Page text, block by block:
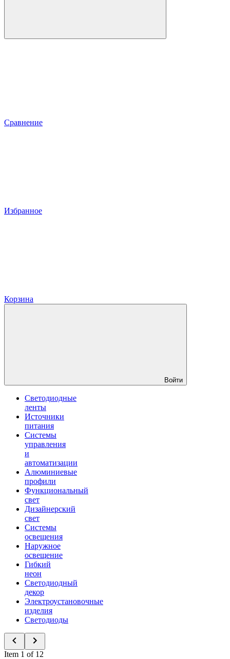
Сравнение
Избранное
Корзина
Войти
Светодиодные
ленты
Источники
питания
Системы
управления
и
автоматизации
Алюминиевые
профили
Функциональный
свет
Дизайнерский
свет
Системы
освещения
Наружное
освещение
Гибкий
неон
Светодиодный
декор
Электроустановочные
изделия
Светодиоды
Item 1 of 12